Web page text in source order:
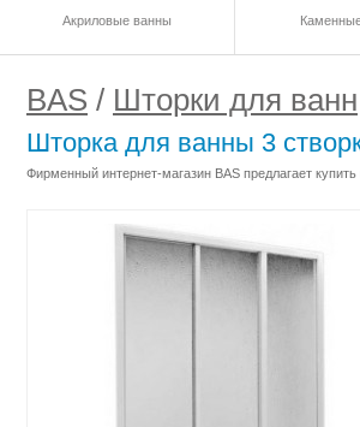
Акриловые ванны
BAS / Шторки для ванн
Шторка для ванны 3
Фирменный интернет-магазин BAS предлагает